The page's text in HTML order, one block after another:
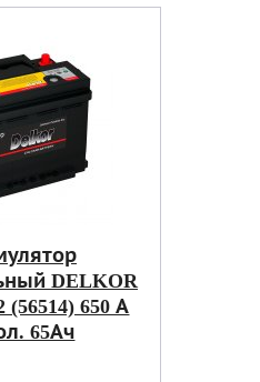
DELKOR
(56514) 650 А
65Ач